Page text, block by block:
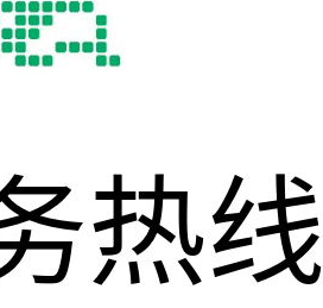
热线